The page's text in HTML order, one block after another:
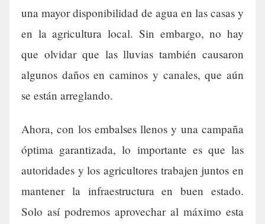
una mayor disponibilidad de agua en las casas y
en la agricultura local. Sin embargo, no hay
que olvidar que las lluvias también causaron
algunos daños en caminos y canales, que aún
se están arreglando.
Ahora, con los embalses llenos y una campaña
óptima garantizada, lo importante es que las
autoridades y los agricultores trabajen juntos en
mantener la infraestructura en buen estado.
Solo así podremos aprovechar al máximo esta